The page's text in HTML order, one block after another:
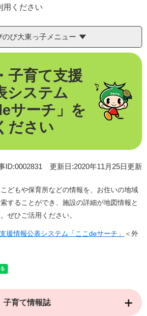
用ください
のび大東っ子メニュー
子育て支援
システム
サーチ」を
ださい
ID:0002831 更新日:2020年11月25日更新
どもや保育所などの情報を、お住いの地域
することができ、施設の詳細が地図情報と
ぜひご活用ください。
援情報公表システム「ここdeサーチ」
＜外
子育て情報誌